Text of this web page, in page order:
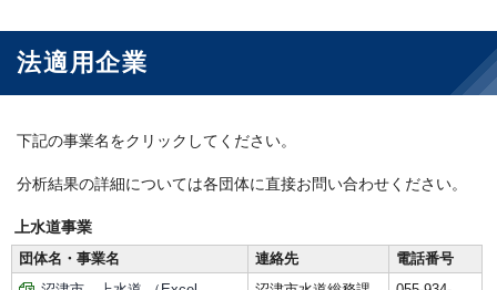
法適用企業
下記の事業名をクリックしてください。
分析結果の詳細については各団体に直接お問い合わせください。
上水道事業
団体名・事業名
連絡先
電話番号